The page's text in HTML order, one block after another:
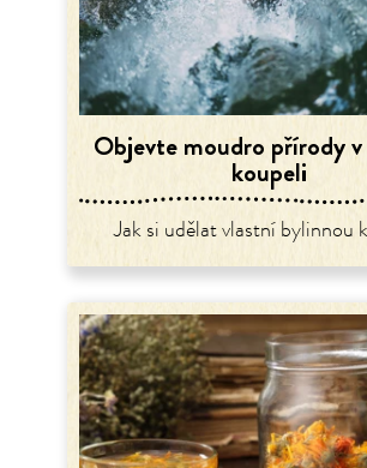
Objevte moudro přírody
koupeli
Jak si udělat vlastní bylinnou